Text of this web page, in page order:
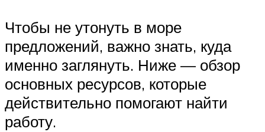
Чтобы не утонуть в море
предложений, важно знать, куда
именно заглянуть. Ниже — обзор
основных ресурсов, которые
действительно помогают найти
работу.